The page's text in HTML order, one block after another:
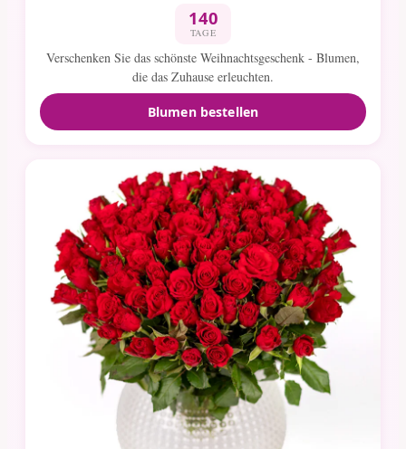
140
TAGE
Verschenken Sie das schönste Weihnachtsgeschenk - Blumen,
die das Zuhause erleuchten.
Blumen bestellen